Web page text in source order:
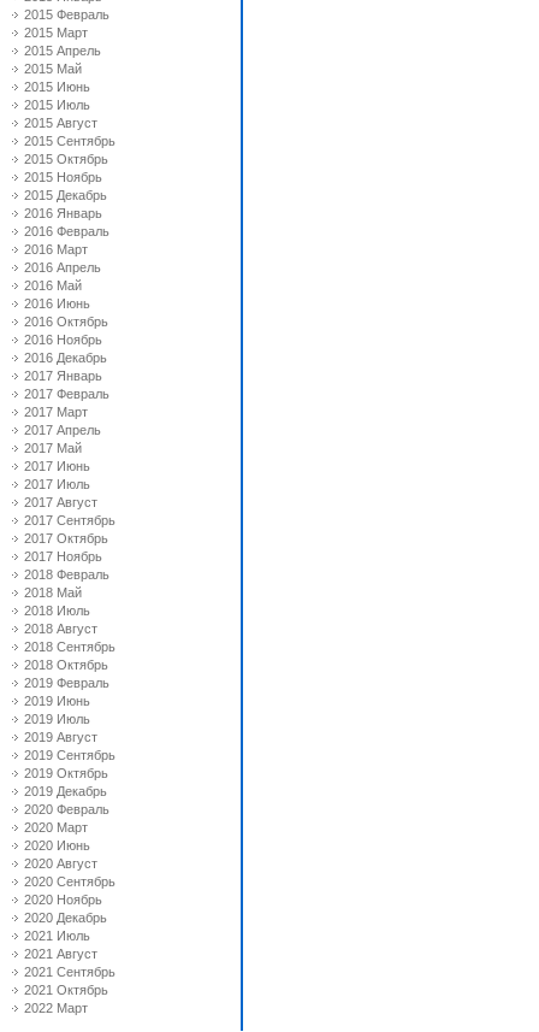
2015 Февраль
2015 Март
2015 Апрель
2015 Май
2015 Июнь
2015 Июль
2015 Август
2015 Сентябрь
2015 Октябрь
2015 Ноябрь
2015 Декабрь
2016 Январь
2016 Февраль
2016 Март
2016 Апрель
2016 Май
2016 Июнь
2016 Октябрь
2016 Ноябрь
2016 Декабрь
2017 Январь
2017 Февраль
2017 Март
2017 Апрель
2017 Май
2017 Июнь
2017 Июль
2017 Август
2017 Сентябрь
2017 Октябрь
2017 Ноябрь
2018 Февраль
2018 Май
2018 Июль
2018 Август
2018 Сентябрь
2018 Октябрь
2019 Февраль
2019 Июнь
2019 Июль
2019 Август
2019 Сентябрь
2019 Октябрь
2019 Декабрь
2020 Февраль
2020 Март
2020 Июнь
2020 Август
2020 Сентябрь
2020 Ноябрь
2020 Декабрь
2021 Июль
2021 Август
2021 Сентябрь
2021 Октябрь
2022 Март